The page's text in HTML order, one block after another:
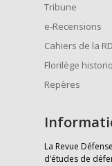
Tribune
e-Recensions
Cahiers de la
Florilège
Repères
La Revue
d’études de